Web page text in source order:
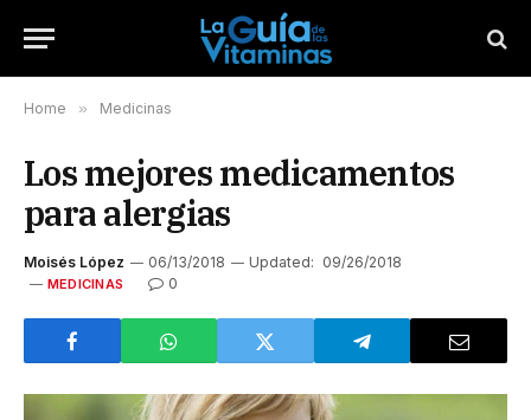
Home » Medicinas
Los mejores medicamentos
para alergias
Moisés López 06/13/2018 Updated: 09/26/2018
MEDICINAS 0